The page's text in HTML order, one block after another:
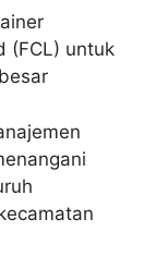
(FCL) untuk